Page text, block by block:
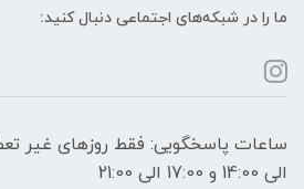
ما را در شبکه‌های اجتماعی دنبال کنید:
الی 14:00 و 17:00 الی 21:00